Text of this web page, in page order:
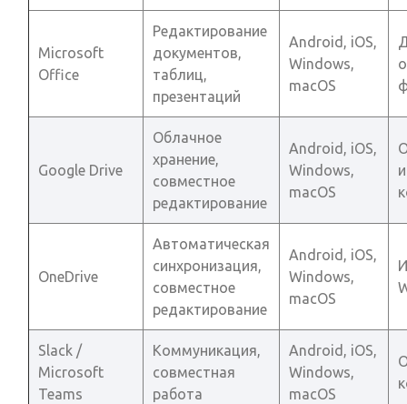
Microsoft
Office
Редактирование
документов,
таблиц,
презентаций
Android, iOS,
Windows,
macOS
Google Drive
Облачное
хранение,
совместное
редактирование
Android, iOS,
Windows,
macOS
OneDrive
Автоматическая
синхронизация,
совместное
редактирование
Android, iOS,
Windows,
macOS
Slack /
Microsoft
Teams
Коммуникация,
совместная
работа
Android, iOS,
Windows,
macOS